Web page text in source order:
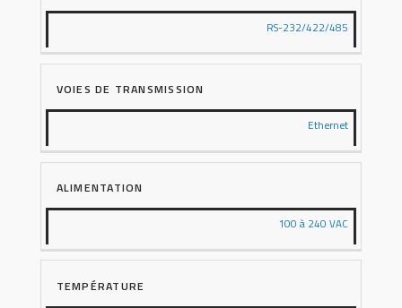
RS-232/422/485
VOIES DE TRANSMISSION
Ethernet
ALIMENTATION
100 à 240 VAC
TEMPÉRATURE